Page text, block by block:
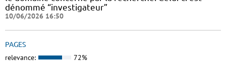
dénommé “investigateur”
10/06/2026 16:50
PAGES
relevance: 72%